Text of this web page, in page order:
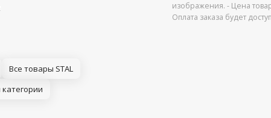
Все товары STAL
изображения. - Цена
Оплата заказа будет